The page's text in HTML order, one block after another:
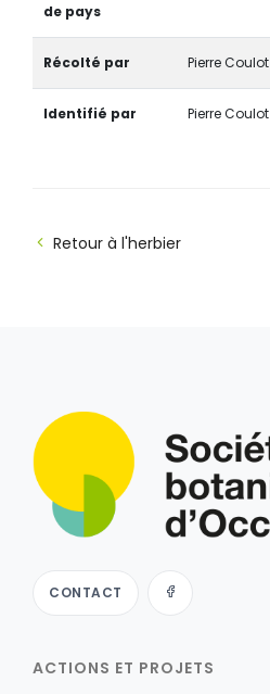
de pays
Récolté par Pierre Coulot
Identifié par Pierre Coulot
Retour à l'herbier
CONTACT
ACTIONS ET PROJETS